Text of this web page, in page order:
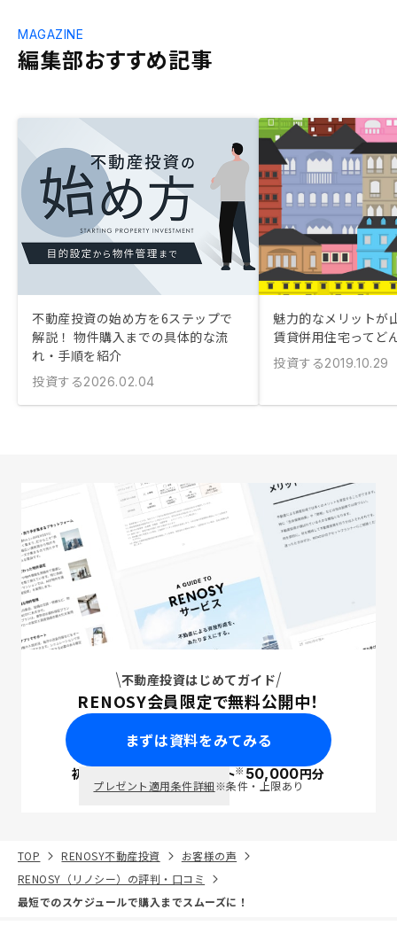
編集部おすすめ記事
MAGAZINE
不動産投資の始め方を6ステップで
解説！ 物件購入までの具体的な流
れ・手順を紹介
投資する2026.02.04
魅力的なメリットが
賃貸併用住宅ってど
投資する2019.10.29
不動産投資はじめてガイド
RENOSY会員限定で無料公開中！
まずは資料をみてみる
初回面談で ポイント※50,000円分
プレゼント適用条件詳細※条件・上限あり
TOP RENOSY不動産投資
お客様の声
RENOSY（リノシー）の評判・口コミ
最短でのスケジュールで購入までスムーズに！